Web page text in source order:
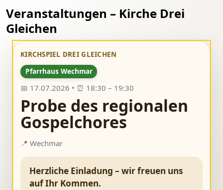
Veranstaltungen – Kirche Drei
Gleichen
KIRCHSPIEL DREI GLEICHEN
Pfarrhaus Wechmar
📅 17.07.2026 • ⏰ 18:30 – 19:30
Probe des regionalen
Gospelchores
📍 Wechmar
Herzliche Einladung – wir freuen uns
auf Ihr Kommen.